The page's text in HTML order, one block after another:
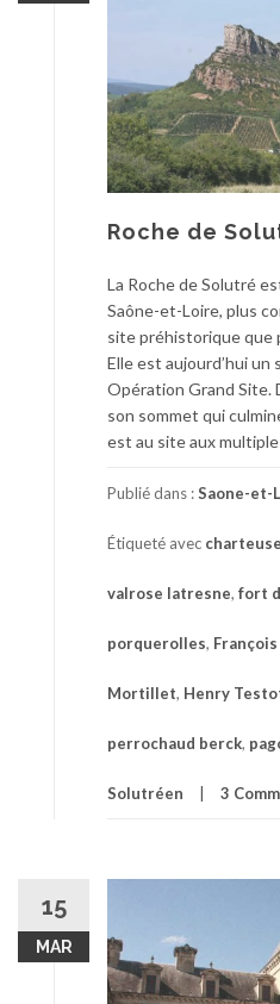
Roche de
La Roche de Solutré
Saône-et-Loire, plus
site préhistorique que
Elle est aujourd’hui un
Opération Grand Site.
son sommet qui
est au site aux
Publié dans :Saone-et-
Étiqueté avec
valrose latresne, fort
porquerolles,
Mortillet, Henry
perrochaud berck,
Solutréen 3
15
MAR